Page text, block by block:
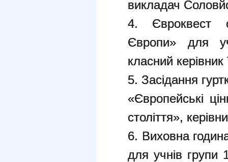
викладач
4. Євроквест
Європи» для
класний
5. Засідання
«Європейські
століття»,
6. Виховна
для учнів групи